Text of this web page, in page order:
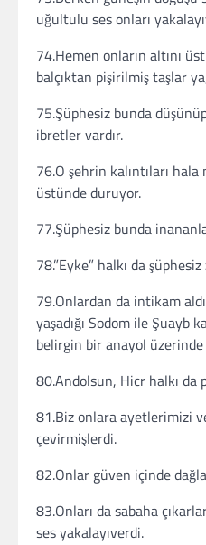
uğultulu ses onları
74.Hemen onların altını
balçıktan pişirilmiş taşlar
75.Şüphesiz bunda
ibretler vardır.
76.O şehrin kalıntıları
üstünde duruyor.
77.Şüphesiz bunda
78.”Eyke” halkı da
79.Onlardan da intikam
yaşadığı Sodom ile Şuayb
belirgin bir anayol
80.Andolsun, Hicr halkı da
81.Biz onlara ayetlerimizi
çevirmişlerdi.
82.Onlar güven içinde
83.Onları da sabaha
ses yakalayıverdi.